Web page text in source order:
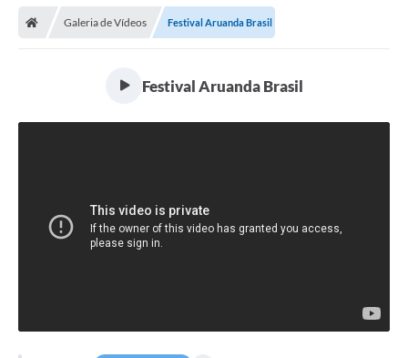
Galeria de Vídeos Festival Aruanda Brasil
Festival Aruanda Brasil